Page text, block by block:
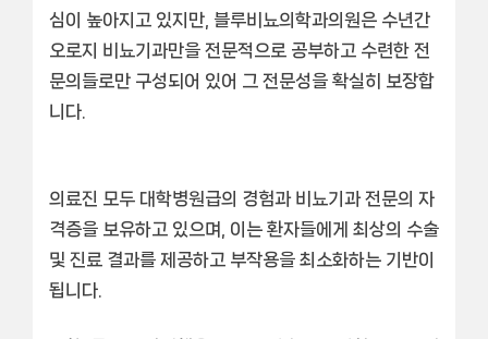
심이 높아지고 있지만, 블루비뇨의학과의원은 수년간
오로지 비뇨기과만을 전문적으로 공부하고 수련한 전
문의들로만 구성되어 있어 그 전문성을 확실히 보장합
니다.
의료진 모두 대학병원급의 경험과 비뇨기과 전문의 자
격증을 보유하고 있으며, 이는 환자들에게 최상의 수술
및 진료 결과를 제공하고 부작용을 최소화하는 기반이
됩니다.